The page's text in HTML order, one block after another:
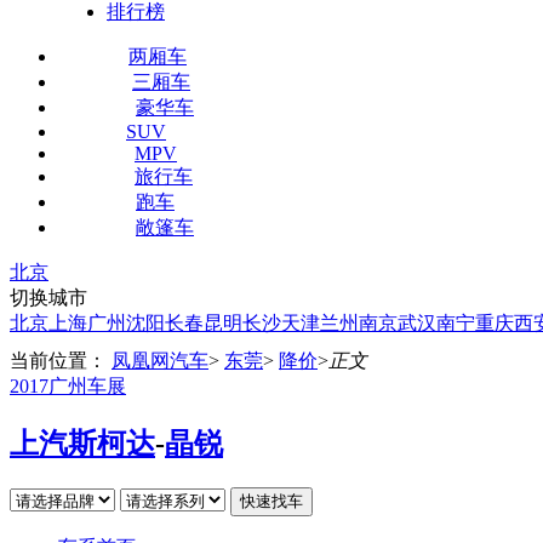
排行榜
两厢车
三厢车
豪华车
SUV
MPV
旅行车
跑车
敞篷车
北京
切换城市
北京 上海广州沈阳长春昆明长沙天津兰州南京武汉南宁重庆西
当前位置：
凤凰网汽车> 东莞> 降价>正文
2017广州车展
上汽斯柯达-晶锐